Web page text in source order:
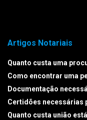
Artigos Notariais
Quanto custa uma
Como encontrar uma
Documentação
Certidões necessárias
Quanto custa união